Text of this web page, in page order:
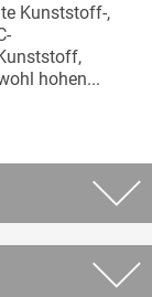
Kunststoff-,
hohen...